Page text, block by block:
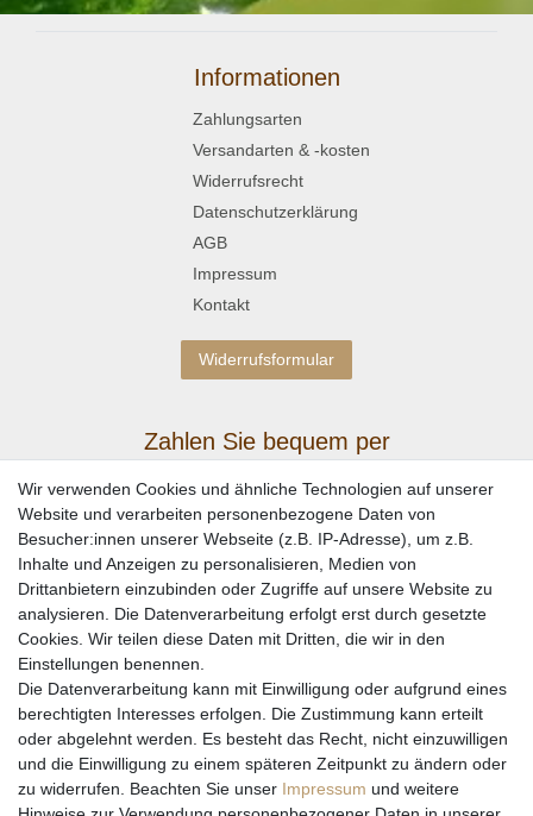
Informationen
Zahlungsarten
Versandarten & -kosten
Widerrufsrecht
Datenschutzerklärung
AGB
Impressum
Kontakt
Widerrufsformular
Zahlen Sie bequem per
Wir versenden mit
Wir verwenden Cookies und ähnliche Technologien auf unserer
Website und verarbeiten personenbezogene Daten von
Besucher:innen unserer Webseite (z.B. IP-Adresse), um z.B.
Inhalte und Anzeigen zu personalisieren, Medien von
Drittanbietern einzubinden oder Zugriffe auf unsere Website zu
analysieren. Die Datenverarbeitung erfolgt erst durch gesetzte
Cookies. Wir teilen diese Daten mit Dritten, die wir in den
Einstellungen benennen.
Die Datenverarbeitung kann mit Einwilligung oder aufgrund eines
berechtigten Interesses erfolgen. Die Zustimmung kann erteilt
oder abgelehnt werden. Es besteht das Recht, nicht einzuwilligen
und die Einwilligung zu einem späteren Zeitpunkt zu ändern oder
zu widerrufen. Beachten Sie unser Impressum und weitere